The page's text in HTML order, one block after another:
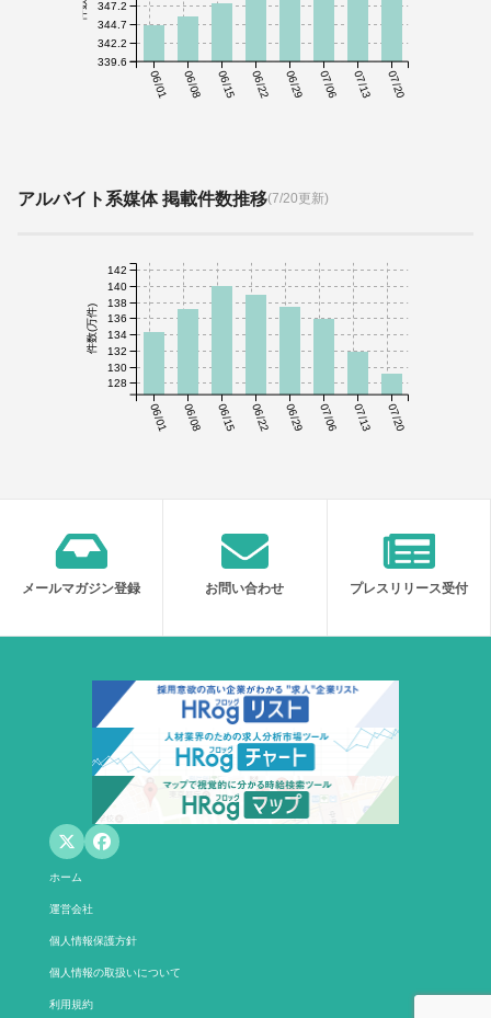
06/01 06/08 06/15 06/22 06/29 07/06 07/13 07/20
339.6
342.2
344.7
347.2
アルバイト系媒体 掲載件数推移(7/20更新)
06/01 06/08 06/15 06/22 06/29 07/06 07/13 07/20
件数(万件)
128
130
132
134
136
138
140
142
メールマガジン登録 お問い合わせ プレスリリース受付
ホーム
運営会社
個人情報保護方針
個人情報の取扱いについて
利用規約